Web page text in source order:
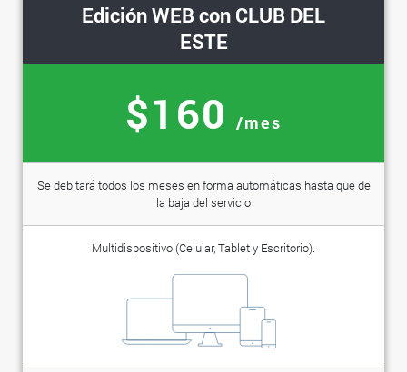
Edición WEB con CLUB DEL
ESTE
$160 /mes
Se debitará todos los meses en forma automáticas hasta que de
la baja del servicio
Multidispositivo (Celular, Tablet y Escritorio).